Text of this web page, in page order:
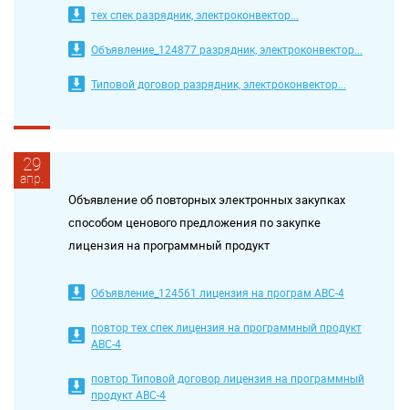
тех спек разрядник, электроконвектор...
Объявление_124877 разрядник, электроконвектор...
Типовой договор разрядник, электроконвектор...
29
апр.
Объявление об повторных электронных закупках
способом ценового предложения по закупке
лицензия на программный продукт
Объявление_124561 лицензия на програм АВС-4
повтор тех спек лицензия на программный продукт
АВС-4
повтор Типовой договор лицензия на программный
продукт АВС-4